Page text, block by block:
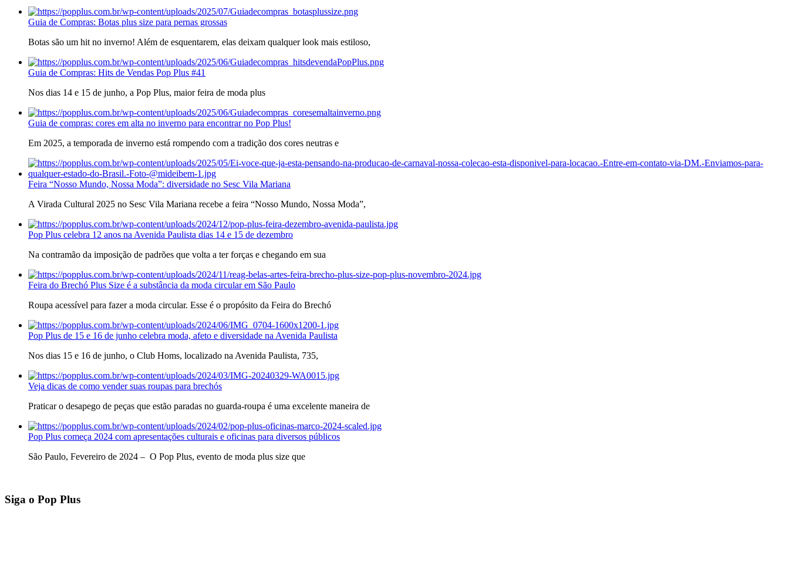
Guia de Compras: Botas plus size para pernas grossas
Botas são um hit no inverno! Além de esquentarem, elas deixam qualquer look mais estiloso,
Guia de Compras: Hits de Vendas Pop Plus #41
Nos dias 14 e 15 de junho, a Pop Plus, maior feira de moda plus
Guia de compras: cores em alta no inverno para encontrar no Pop Plus!
Em 2025, a temporada de inverno está rompendo com a tradição dos cores neutras e
Feira “Nosso Mundo, Nossa Moda”: diversidade no Sesc Vila Mariana
A Virada Cultural 2025 no Sesc Vila Mariana recebe a feira “Nosso Mundo, Nossa Moda”,
Pop Plus celebra 12 anos na Avenida Paulista dias 14 e 15 de dezembro
Na contramão da imposição de padrões que volta a ter forças e chegando em sua
Feira do Brechó Plus Size é a substância da moda circular em São Paulo
Roupa acessível para fazer a moda circular. Esse é o propósito da Feira do Brechó
Pop Plus de 15 e 16 de junho celebra moda, afeto e diversidade na Avenida Paulista
Nos dias 15 e 16 de junho, o Club Homs, localizado na Avenida Paulista, 735,
Veja dicas de como vender suas roupas para brechós
Praticar o desapego de peças que estão paradas no guarda-roupa é uma excelente maneira de
Pop Plus começa 2024 com apresentações culturais e oficinas para diversos públicos
São Paulo, Fevereiro de 2024 – O Pop Plus, evento de moda plus size que
Siga o Pop Plus